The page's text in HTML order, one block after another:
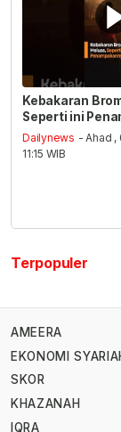
Kebakaran
Seperti ini
Dailynews - Ahad ,
11:15 WIB
Terpopuler
AMEERA
EKONOMI
SKOR
KHAZANAH
IQRA